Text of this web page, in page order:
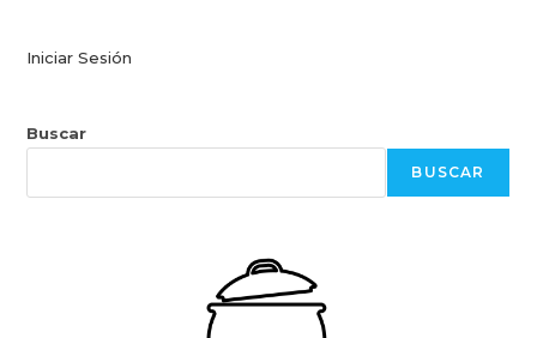
Iniciar Sesión
Buscar
BUSCAR